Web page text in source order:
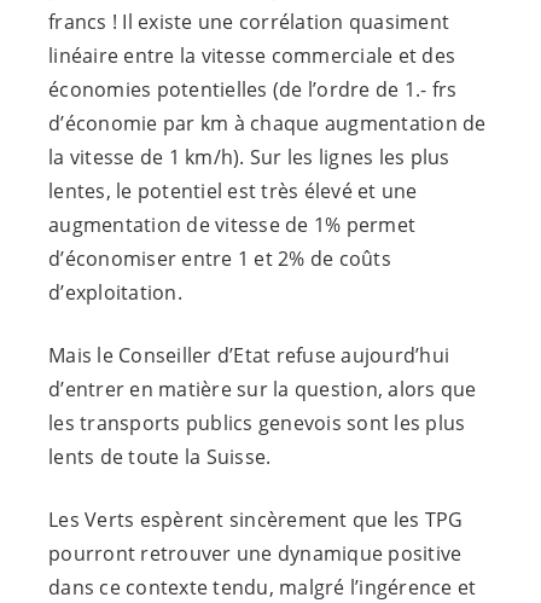
francs ! Il existe une corrélation quasiment
linéaire entre la vitesse commerciale et des
économies potentielles (de l’ordre de 1.- frs
d’économie par km à chaque augmentation de
la vitesse de 1 km/h). Sur les lignes les plus
lentes, le potentiel est très élevé et une
augmentation de vitesse de 1% permet
d’économiser entre 1 et 2% de coûts
d’exploitation.
Mais le Conseiller d’Etat refuse aujourd’hui
d’entrer en matière sur la question, alors que
les transports publics genevois sont les plus
lents de toute la Suisse.
Les Verts espèrent sincèrement que les TPG
pourront retrouver une dynamique positive
dans ce contexte tendu, malgré l’ingérence et